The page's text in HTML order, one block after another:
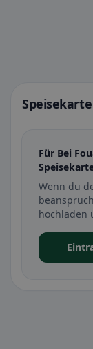
Für Bei
Wenn du
hochladen